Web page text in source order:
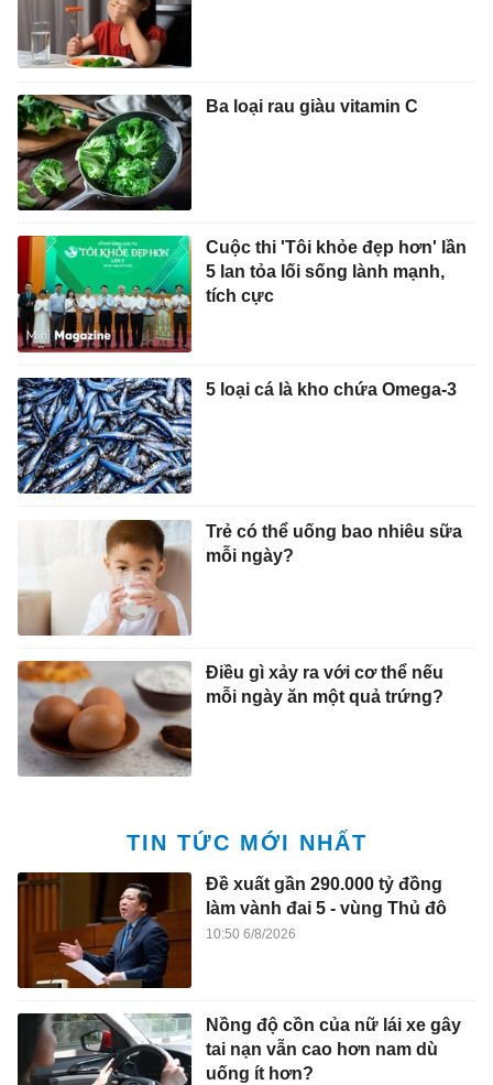
Ba loại rau giàu vitamin C
Cuộc thi 'Tôi khỏe đẹp hơn' lần
5 lan tỏa lối sống lành mạnh,
tích cực
5 loại cá là kho chứa Omega-3
Trẻ có thể uống bao nhiêu sữa
mỗi ngày?
Điều gì xảy ra với cơ thể nếu
mỗi ngày ăn một quả trứng?
TIN TỨC MỚI NHẤT
Đề xuất gần 290.000 tỷ đồng
làm vành đai 5 - vùng Thủ đô
10:50 6/8/2026
Nồng độ cồn của nữ lái xe gây
tai nạn vẫn cao hơn nam dù
uống ít hơn?